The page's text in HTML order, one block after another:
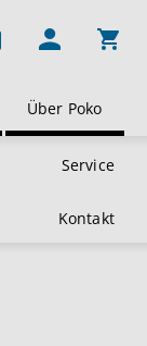
Über Poko
Service
Kontakt